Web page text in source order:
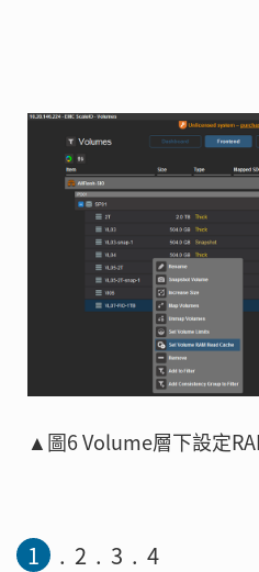
▲圖6 Volume層下設定
1 2 3 4